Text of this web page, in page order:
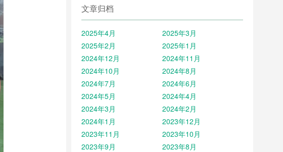
文章归档
2025年4月
2025年3月
2025年2月
2025年1月
2024年12月
2024年11月
2024年10月
2024年8月
2024年7月
2024年6月
2024年5月
2024年4月
2024年3月
2024年2月
2024年1月
2023年12月
2023年11月
2023年10月
2023年9月
2023年8月